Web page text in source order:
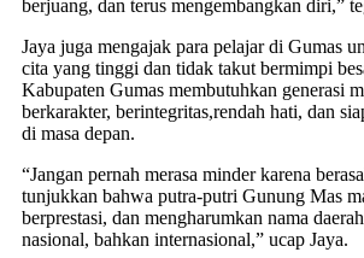
berjuang, dan terus mengembangkan diri,”
Jaya juga mengajak para pelajar di Gumas
cita yang tinggi dan tidak takut bermimpi
Kabupaten Gumas membutuhkan generasi
berkarakter, berintegritas,rendah hati, dan
di masa depan.
“Jangan pernah merasa minder karena
tunjukkan bahwa putra-putri Gunung Mas
berprestasi, dan mengharumkan nama
nasional, bahkan internasional,” ucap Jaya.